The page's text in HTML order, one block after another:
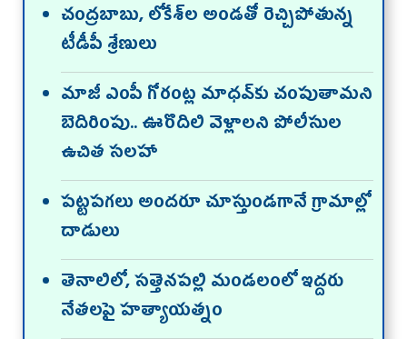
చంద్రబాబు, లోకేశ్‌ల అండతో రెచ్చిపోతున్న
టీడీపీ శ్రేణులు
మాజీ ఎంపీ గోరంట్ల మాధవ్‌కు చంపుతామని
బెదిరింపు.. ఊరొదిలి వెళ్లాలని పోలీసుల
ఉచిత సలహా
పట్టపగలు అందరూ చూస్తుండగానే గ్రామాల్లో
దాడులు
తెనాలిలో, సత్తెనపల్లి మండలంలో ఇద్దరు
నేతలపై హత్యాయత్నం